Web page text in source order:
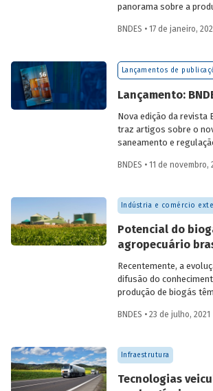
panorama sobre a
destacando
mercado no Brasil.
BNDES • 17 de janeiro,
Lançamentos de
Lançamento:
Nova edição da revista
traz artigos sobre o
saneamento e
leasing de aeronaves
BNDES • 11 de novembro,
Indústria e comércio
Potencial do
agropecuário
Recentemente, a
difusão do
produção de biogás
em operação e no
tímido diante do
um país com um
resíduos e efluentes
BNDES • 23 de julho, 2021
Infraestrutura
Tecnologias